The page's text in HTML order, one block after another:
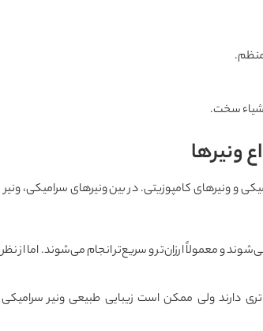
اشیاء سخت.
ونیرها
و ونیرهای کامپوزیتی. در بین ونیرهای سرامیکی، ونیر
و معمولاً ارزان‌تر و سریع‌تر انجام می‌شوند. اما از نظر
دارند ولی ممکن است زیبایی طبیعی ونیر سرامیکی